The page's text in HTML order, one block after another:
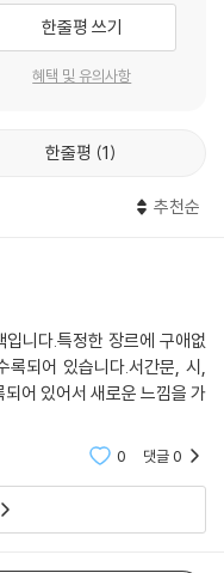
이기도 하다. 특히 「미만의
덩어리」, 「표면을 뒤집으며
에 등장하는 재료들, 책의 저
Me and the Glassbirds』,
말의 소녀의 초상」,
』,
평로빌딩과 명동 신세계백화
본 같은 장소의 풍경, 그리
, 데릭 저먼의 「블루」와 ‘국립
공간,
』 중에서 사진 「Wake」,
시 「How to Continue」,
쿤의 「메모리아」, 로이스 파
업에 관해 작성한 문서,
한줄평 쓰기
혜택 및 유의사항
한줄평 1
추천순
니다.특정한 장르에 구애없
록되어 있습니다.서간문, 시,
어 있어서 새로운 느낌을 가
0 댓글0